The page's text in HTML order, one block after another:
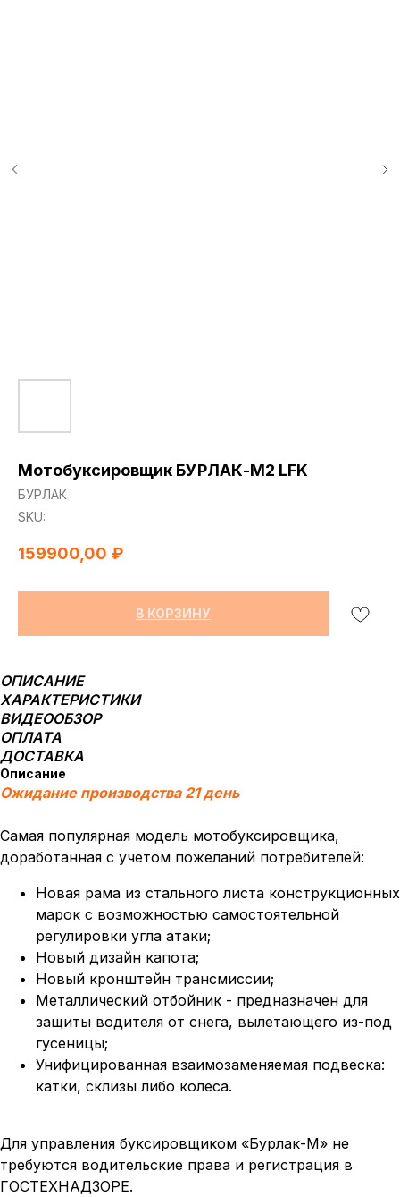
Мотобуксировщик БУРЛАК-M2 LFK
БУРЛАК
SKU:
159900,00 ₽
В КОРЗИНУ
ОПИСАНИЕ
ХАРАКТЕРИСТИКИ
ВИДЕООБЗОР
ОПЛАТА
ДОСТАВКА
Описание
Ожидание производства 21 день
Самая популярная модель мотобуксировщика,
доработанная с учетом пожеланий потребителей:
Новая рама из стального листа конструкционных
марок с возможностью самостоятельной
регулировки угла атаки;
Новый дизайн капота;
Новый кронштейн трансмиссии;
Металлический отбойник - предназначен для
защиты водителя от снега, вылетающего из-под
гусеницы;
Унифицированная взаимозаменяемая подвеска:
катки, склизы либо колеса.
Для управления буксировщиком «Бурлак-М» не
требуются водительские права и регистрация в
ГОСТЕХНАДЗОРЕ.